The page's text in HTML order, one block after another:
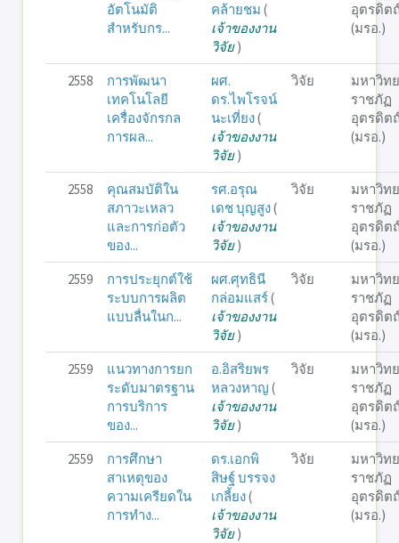
อัตโนมัติ
สำหรับกร...
คล้ายชม (
เจ้าของงาน
วิจัย)
อุตรดิต
(มรอ.)
2558
การพัฒนา
เทคโนโลยี
เครื่องจักรกล
การผล...
ผศ.
ดร.ไพโรจน์
นะเที่ยง(
เจ้าของงาน
วิจัย)
วิจัย
มหาวิท
ราชภัฏ
อุตรดิต
(มรอ.)
2558
คุณสมบัติใน
สภาวะเหลว
และการก่อตัว
ของ...
รศ.อรุณ
เดช บุญสูง(
เจ้าของงาน
วิจัย)
วิจัย
มหาวิท
ราชภัฏ
อุตรดิต
(มรอ.)
2559
การประยุกต์ใช้
ระบบการผลิต
แบบลื่นในก...
ผศ.ศุทธินี
กล่อมแสร์(
เจ้าของงาน
วิจัย)
วิจัย
มหาวิท
ราชภัฏ
อุตรดิต
(มรอ.)
2559
แนวทางการยก
ระดับมาตรฐาน
การบริการ
ของ...
อ.อิสริยพร
หลวงหาญ (
เจ้าของงาน
วิจัย)
วิจัย
มหาวิท
ราชภัฏ
อุตรดิต
(มรอ.)
2559
การศึกษา
สาเหตุของ
ความเครียดใน
การทำง...
ดร.เอกพิ
สิษฐ์ บรรจง
เกลี้ยง(
เจ้าของงาน
วิจัย)
วิจัย
มหาวิท
ราชภัฏ
อุตรดิต
(มรอ.)